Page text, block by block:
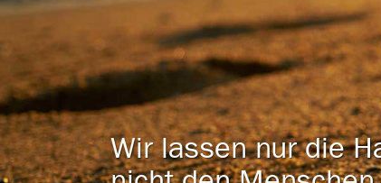
Wir lassen nur die